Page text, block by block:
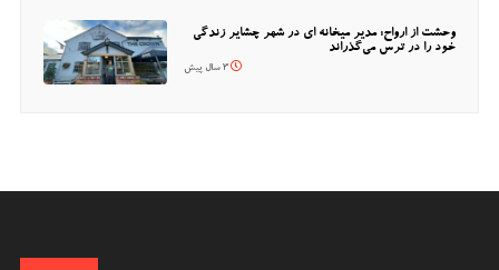
وحشت از ارواح: مدیر میخانه ای در شهر چشایر زندگی
خود را در ترس می‌گذراند
3 سال پیش